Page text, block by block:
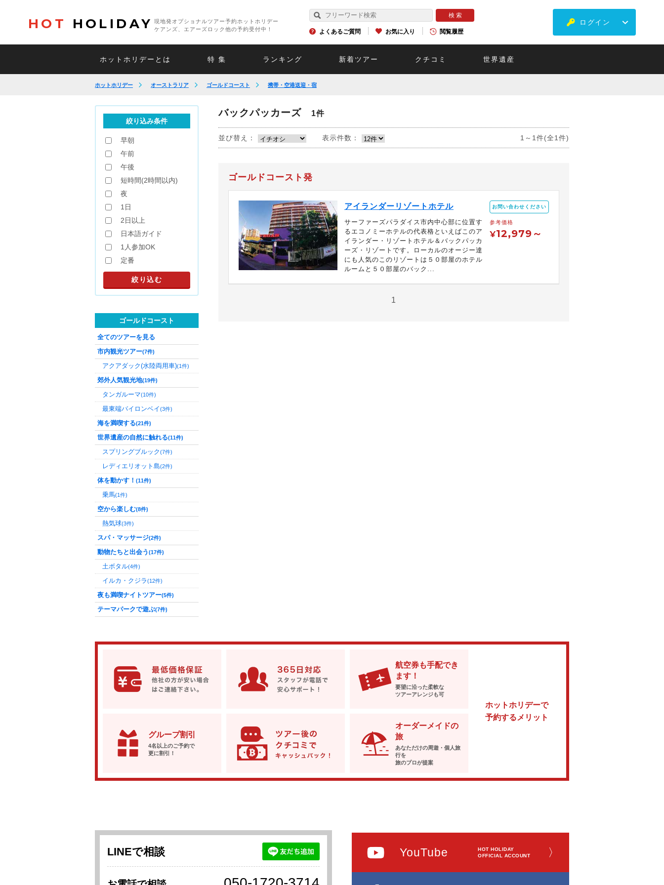
HOT HOLIDAY
現地発オプショナルツアー予約ホットホリデー
ケアンズ、エアーズロック他の予約受付中！
よくあるご質問 お気に入り 閲覧履歴
ログイン
ホットホリデーとは 特 集 ランキング 新着ツアー クチコミ 世界遺産
ホットホリデー オーストラリア ゴールドコースト 携帯・空港送迎・宿
バックパッカーズ 1件
並び替え： 表示件数： 1～1件(全1件)
ゴールドコースト発
アイランダーリゾートホテル
サーファーズパラダイス市内中心部に位置す
るエコノミーホテルの代表格といえばこのア
イランダー・リゾートホテル＆バックパッカ
ーズ・リゾートです。ローカルのオージー達
にも人気のこのリゾートは５０部屋のホテル
ルームと５０部屋のバック...
お問い合わせください
参考価格
¥12,979～
1
絞り込み条件
早朝
午前
午後
短時間(2時間以内)
夜
1日
2日以上
日本語ガイド
1人参加OK
定番
ゴールドコースト
全てのツアーを見る
市内観光ツアー(7件)
アクアダック(水陸両用車)(1件)
郊外人気観光地(19件)
タンガルーマ(10件)
最東端バイロンベイ(3件)
海を満喫する(21件)
世界遺産の自然に触れる(11件)
スプリングブルック(7件)
レディエリオット島(2件)
体を動かす！ (11件)
乗馬(1件)
空から楽しむ(8件)
熱気球(3件)
スパ・マッサージ(2件)
動物たちと出会う (17件)
土ボタル(4件)
イルカ・クジラ(12件)
夜も満喫ナイトツアー(5件)
テーマパークで遊ぶ(7件)
ホットホリデーで
予約するメリット
航空券も手配でき
ます！
要望に沿った柔軟な
ツアーアレンジも可
グループ割引
4名以上のご予約で
更に割引！
オーダーメイドの
旅
あなただけの周遊・個人旅
行を
旅のプロが提案
LINEで相談 YouTube
HOT HOLIDAY
OFFICIAL ACCOUNT
〉